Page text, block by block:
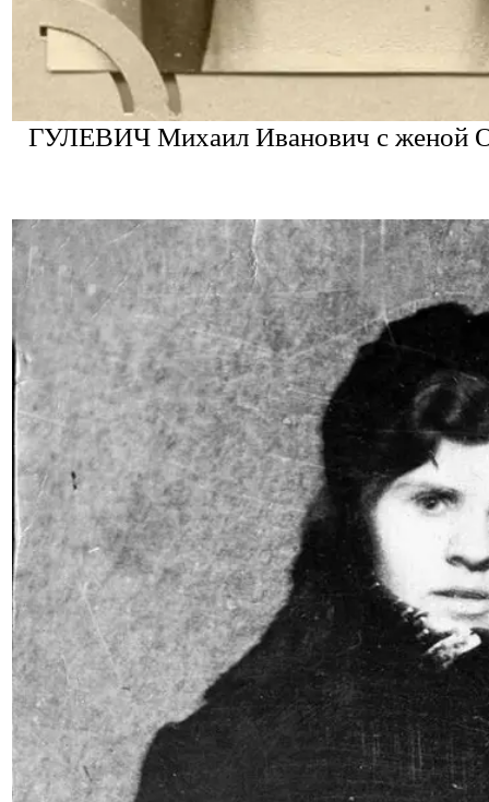
ГУЛЕВИЧ Михаил Иванович с женой